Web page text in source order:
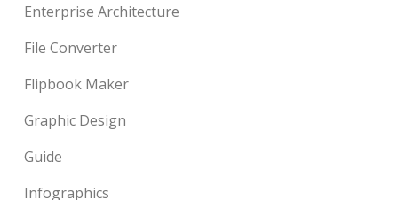
Enterprise Architecture
File Converter
Flipbook Maker
Graphic Design
Guide
Infographics